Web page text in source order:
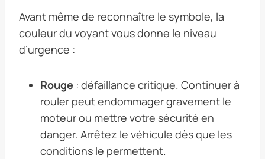
Avant même de reconnaître le symbole, la
couleur du voyant vous donne le niveau
d’urgence :
Rouge : défaillance critique. Continuer à
rouler peut endommager gravement le
moteur ou mettre votre sécurité en
danger. Arrêtez le véhicule dès que les
conditions le permettent.